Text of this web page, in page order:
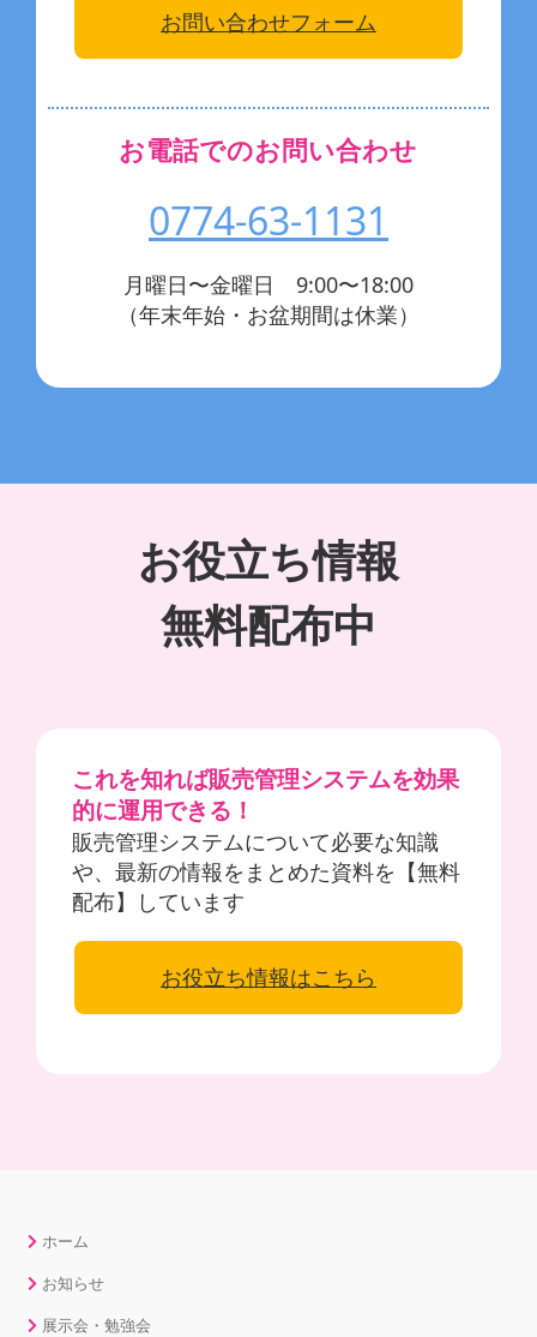
お問い合わせフォーム
お電話でのお問い合わせ
0774-63-1131
月曜日〜金曜日 9:00〜18:00
（年末年始・お盆期間は休業）
お役立ち情報
無料配布中
これを知れば販売管理システムを効果
的に運用できる！
販売管理システムについて必要な知識
や、最新の情報をまとめた資料を【無料
配布】しています
お役立ち情報はこちら
ホーム
お知らせ
展示会・勉強会